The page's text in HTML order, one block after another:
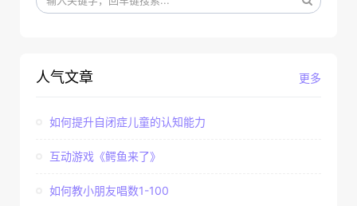
更多
人气文章
如何提升自闭症儿童的认知能力
互动游戏《鳄鱼来了》
如何教小朋友唱数1-100